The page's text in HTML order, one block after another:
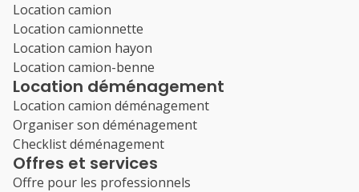
Location camion
Location camionnette
Location camion hayon
Location camion-benne
Location déménagement
Location camion déménagement
Organiser son déménagement
Checklist déménagement
Offres et services
Offre pour les professionnels